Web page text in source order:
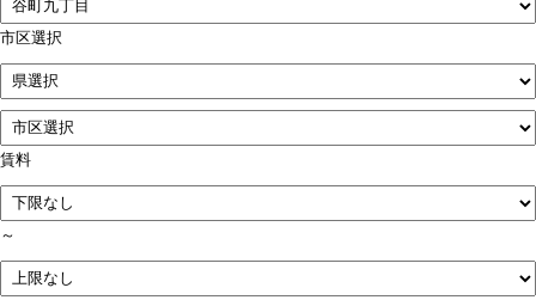
市区選択
賃料
～